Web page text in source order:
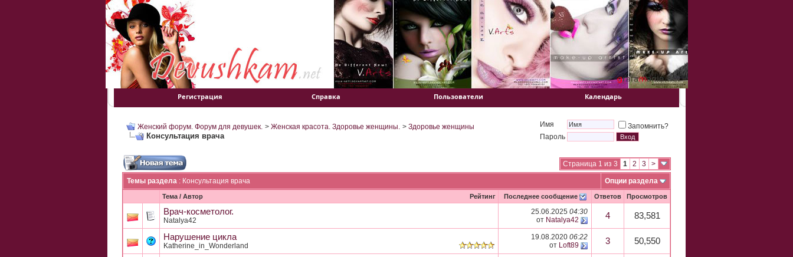
Регистрация Справка Пользователи Календарь
Женский форум. Форум для девушек. > Женская красота. Здоровье женщины. > Здоровье женщины
Консультация врача
Имя
Запомнить?
Пароль
Страница 1 из 3 1 2 3 >
Темы раздела : Консультация врача Опции раздела
Рейтинг
Тема / Автор Последнее сообщение Ответов Просмотров
Врач-косметолог.
Natalya42
25.06.2025 04:30
от Natalya42 4 83,581
Нарушение цикла
Katherine_in_Wonderland
19.08.2020 06:22
от Loft89 3 50,550